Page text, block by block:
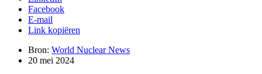
Facebook
E-mail
Link kopiëren
Bron: World Nuclear News
20 mei 2024